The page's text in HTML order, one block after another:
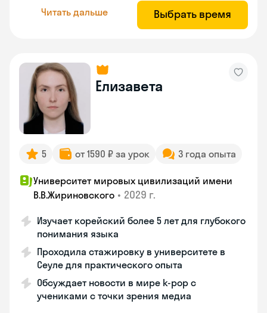
Читать дальше Выбрать время
Елизавета
5 от 1590 ₽ за урок 3 года опыта
Университет мировых цивилизаций имени
В.В.Жириновского • 2029 г.
Изучает корейский более 5 лет для глубокого
понимания языка
Проходила стажировку в университете в
Сеуле для практического опыта
Обсуждает новости в мире k-pop с
учениками с точки зрения медиа